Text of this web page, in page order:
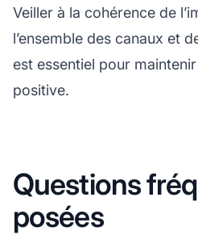
Veiller à la cohérence de
l’ensemble des canaux et
est essentiel pour
positive.
Questions
posées